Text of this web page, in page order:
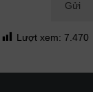
Lượt xem: 7.470